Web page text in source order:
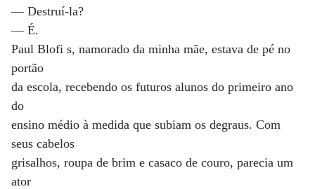
— Destruí-la?
— É.
Paul Blofi s, namorado da minha mãe, estava de pé no
portão
da escola, recebendo os futuros alunos do primeiro ano
do
ensino médio à medida que subiam os degraus. Com
seus cabelos
grisalhos, roupa de brim e casaco de couro, parecia um
ator